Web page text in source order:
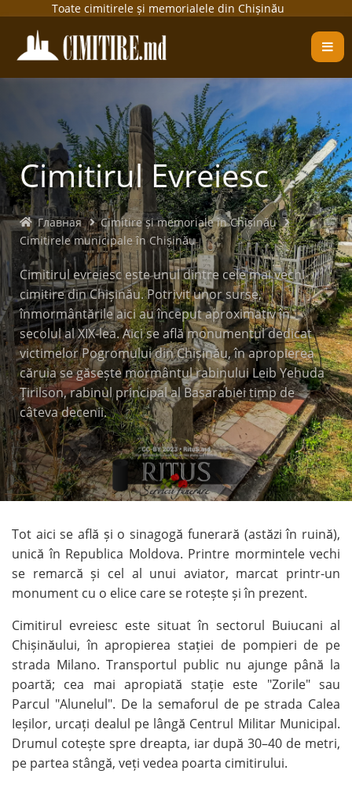
Toate cimitirele și memorialele din Chișinău
Cimitirul Evreiesc
Главная
Cimitire și memoriale în Chișinău
Cimitirele municipale în Chișinău
Cimitirul evreiesc este unul dintre cele mai vechi
cimitire din Chișinău. Potrivit unor surse,
înmormântările aici au început aproximativ în
secolul al XIX-lea. Aici se află monumentul dedicat
victimelor Pogromului din Chișinău, în apropierea
căruia se găsește mormântul rabinului Leib Yehuda
Țirilson, rabinul principal al Basarabiei timp de
câteva decenii.
Tot aici se află și o sinagogă funerară (astăzi în ruină),
unică în Republica Moldova. Printre mormintele vechi
se remarcă și cel al unui aviator, marcat printr-un
monument cu o elice care se rotește și în prezent.
Cimitirul evreiesc este situat în sectorul Buiucani al
Chișinăului, în apropierea stației de pompieri de pe
strada Milano. Transportul public nu ajunge până la
poartă; cea mai apropiată stație este "Zorile" sau
Parcul "Alunelul". De la semaforul de pe strada Calea
Ieșilor, urcați dealul pe lângă Centrul Militar Municipal.
Drumul cotește spre dreapta, iar după 30–40 de metri,
pe partea stângă, veți vedea poarta cimitirului.